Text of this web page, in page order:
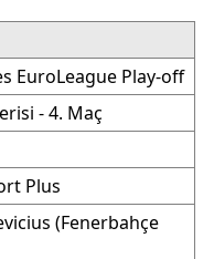
EuroLeague Play-off
- 4. Maç
Plus
(Fenerbahçe